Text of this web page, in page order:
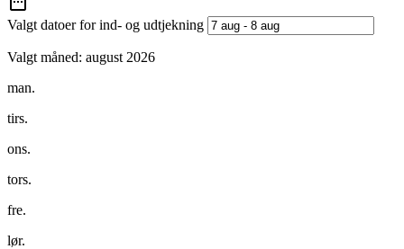
Valgt datoer for ind- og udtjekning
Valgt måned: august 2026
man.
tirs.
ons.
tors.
fre.
lør.